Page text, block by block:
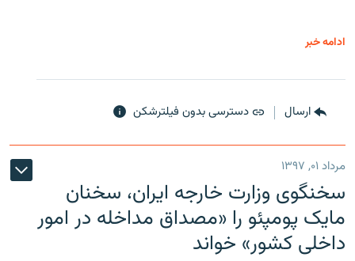
ادامه خبر
ارسال دسترسی بدون فیلترشکن
مرداد ۰۱, ۱۳۹۷
سخنگوی وزارت خارجه ایران، سخنان
مایک پومپئو را «مصداق مداخله در امور
داخلی کشور» خواند